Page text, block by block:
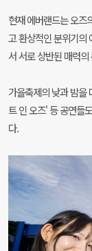
현재 에버랜드는 오즈
고 환상적인 분위기의
서 서로 상반된 매력
가을축제의 낮과 밤을
트 인 오즈' 등 공연들
다.